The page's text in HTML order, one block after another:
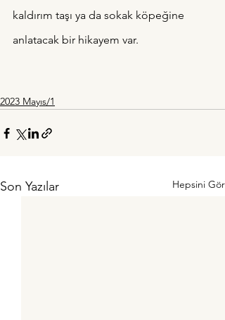
kaldırım taşı ya da sokak köpeğine
anlatacak bir hikayem var.
2023 Mayıs/1
Son Yazılar Hepsini Gör